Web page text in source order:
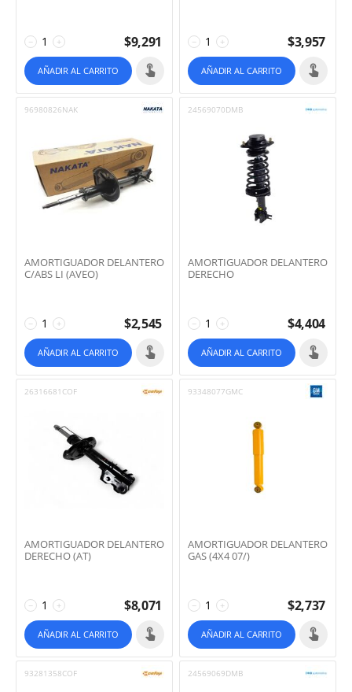
+
− $9,291
AÑADIR AL CARRITO
+
− $3,957
AÑADIR AL CARRITO
96980826NAK
AMORTIGUADOR DELANTERO
C/ABS LI (AVEO)
+
− $2,545
AÑADIR AL CARRITO
24569070DMB
AMORTIGUADOR DELANTERO
DERECHO
+
− $4,404
AÑADIR AL CARRITO
26316681COF
AMORTIGUADOR DELANTERO
DERECHO (AT)
+
− $8,071
AÑADIR AL CARRITO
93348077GMC
AMORTIGUADOR DELANTERO
GAS (4X4 07/)
+
− $2,737
AÑADIR AL CARRITO
93281358COF 24569069DMB